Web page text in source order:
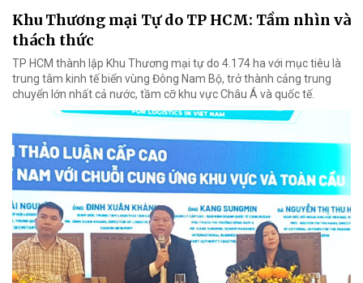
Khu Thương mại Tự do TP HCM: Tầm nhìn và
thách thức
TP HCM thành lập Khu Thương mại tự do 4.174 ha với mục tiêu là
trung tâm kinh tế biển vùng Đông Nam Bộ, trở thành cảng trung
chuyển lớn nhất cả nước, tầm cỡ khu vực Châu Á và quốc tế.